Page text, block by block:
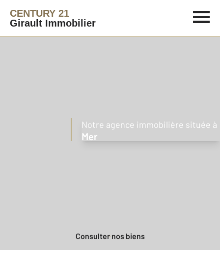
CENTURY 21
Girault Immobilier
Notre agence immobilière située à
Mer
Consulter nos biens